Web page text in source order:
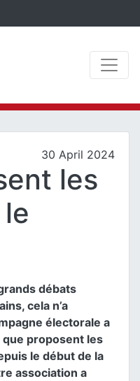
30 April 2024
les
débats
cela n’a
électorale a
que proposent les
le début de la
association a